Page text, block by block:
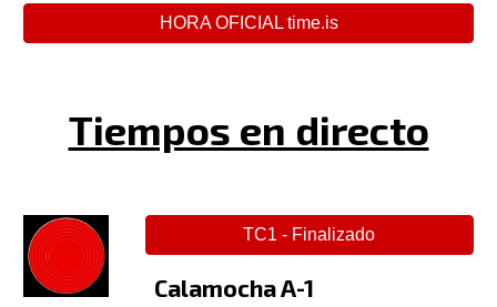
HORA OFICIAL time.is
Tiempos en directo
TC1 - Finalizado
Calamocha A-1